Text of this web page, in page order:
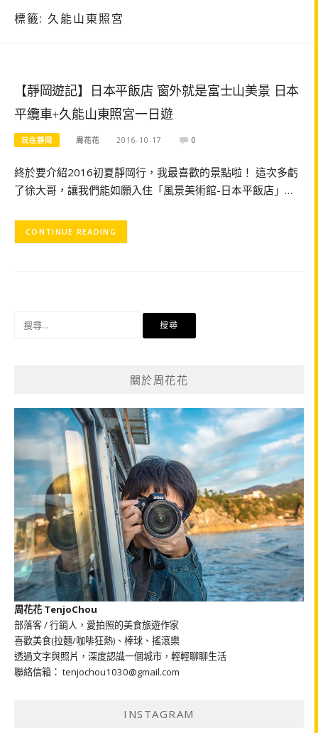
標籤: 久能山東照宮
【靜岡遊記】日本平飯店 窗外就是富士山美景 日本
平纜車+久能山東照宮一日遊
玩在靜岡 周花花 2016-10-17 0
終於要介紹2016初夏靜岡行，我最喜歡的景點啦！ 這次多虧
了徐大哥，讓我們能如願入住「風景美術館-日本平飯店」…
CONTINUE READING
關於周花花
周花花 TenjoChou
部落客 / 行銷人，愛拍照的美食旅遊作家
喜歡美食(拉麵/咖啡狂熱)、棒球、搖滾樂
透過文字與照片，深度認識一個城市，輕輕聊聊生活
聯絡信箱： tenjochou1030@gmail.com
INSTAGRAM